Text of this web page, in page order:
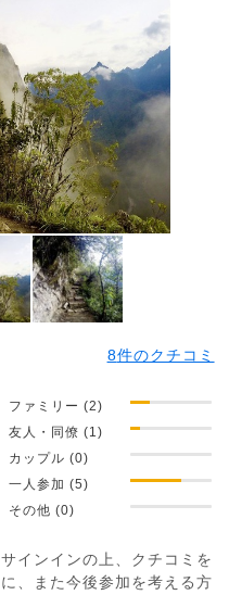
8件のクチコミ
ファミリー (2)
友人・同僚 (1)
カップル (0)
一人参加 (5)
その他 (0)
インインの上、クチコミを
、また今後参加を考える方